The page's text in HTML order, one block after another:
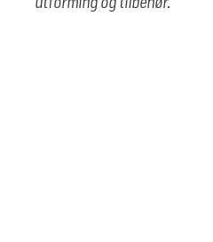
utforming og tilbehør.